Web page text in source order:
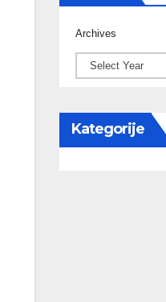
Archives
Kategorije